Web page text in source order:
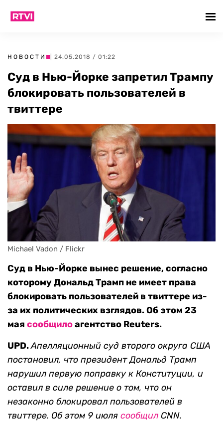
НОВОСТИ | 24.05.2018 / 01:22
Суд в Нью-Йорке запретил Трампу
блокировать пользователей в
твиттере
Michael Vadon / Flickr
Суд в Нью-Йорке вынес решение, согласно
которому Дональд Трамп не имеет права
блокировать пользователей в твиттере из-
за их политических взглядов. Об этом 23
мая сообщилоагентство Reuters.
UPD.Апелляционный суд второго округа США
постановил, что президент Дональд Трамп
нарушил первую поправку к Конституции, и
оставил в силе решение о том, что он
незаконно блокировал пользователей в
твиттере. Об этом 9 июля сообщил CNN.